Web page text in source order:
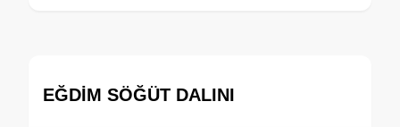
EĞDİM SÖĞÜT DALINI